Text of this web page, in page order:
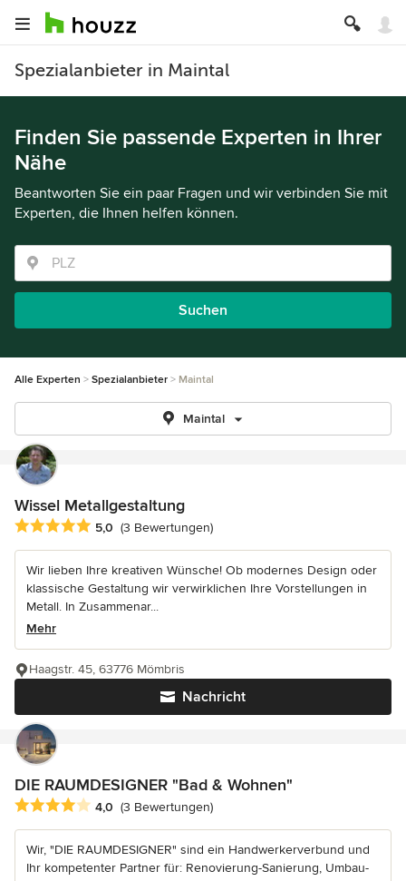
Spezialanbieter in Maintal
Finden Sie passende Experten in Ihrer
Nähe
Beantworten Sie ein paar Fragen und wir verbinden Sie mit
Experten, die Ihnen helfen können.
Suchen
Alle Experten Spezialanbieter Maintal
Maintal
Wissel Metallgestaltung
Durchschnittliche Bewertung: 5 von 5 Sternen
5,0 (3 Bewertungen)
Wir lieben Ihre kreativen Wünsche! Ob modernes Design oder
klassische Gestaltung wir verwirklichen Ihre Vorstellungen in
Metall. In Zusammenar...
Mehr
Nachricht
Haagstr. 45, 63776 Mömbris
DIE RAUMDESIGNER "Bad & Wohnen"
Durchschnittliche Bewertung: 4 von 5 Sternen
4,0 (3 Bewertungen)
Wir, "DIE RAUMDESIGNER" sind ein Handwerkerverbund und
Ihr kompetenter Partner für: Renovierung-Sanierung, Umbau-